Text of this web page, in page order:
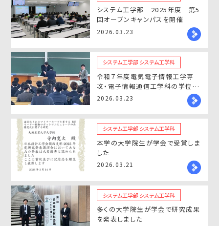
システム工学部 2025年度 第5
回オープンキャンパスを開催
2026.03.23
システム工学部 システム工学科
令和７年度電気電子情報工学専
攻・電子情報通信工学科の学位
記・卒業証書の交付が行われまし
2026.03.23
システム工学部 システム工学科
本学の大学院生が学会で受賞しま
した
2026.03.21
システム工学部 システム工学科
多くの大学院生が学会で研究成果
を発表しました